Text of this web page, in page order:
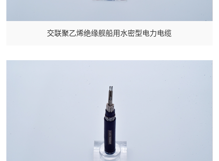
交联聚乙烯绝缘舰船用水密型电力电缆